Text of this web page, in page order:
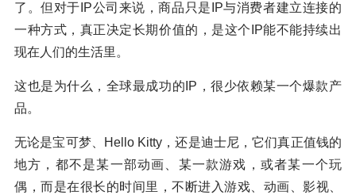
了。但对于IP公司来说，商品只是IP与消费者建立连接的
一种方式，真正决定长期价值的，是这个IP能不能持续出
现在人们的生活里。
这也是为什么，全球最成功的IP，很少依赖某一个爆款产
品。
无论是宝可梦、Hello Kitty，还是迪士尼，它们真正值钱的
地方，都不是某一部动画、某一款游戏，或者某一个玩
偶，而是在很长的时间里，不断进入游戏、动画、影视、